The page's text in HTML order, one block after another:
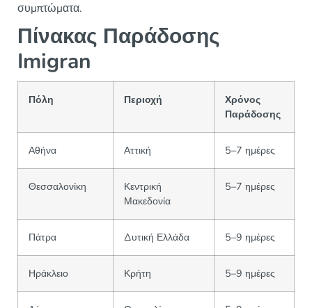
συμπτώματα.
Πίνακας Παράδοσης
Imigran
Πόλη Περιοχή
Χρόνος
Παράδοσης
Αθήνα Αττική 5–7 ημέρες
Θεσσαλονίκη
Κεντρική
Μακεδονία
5–7 ημέρες
Πάτρα Δυτική Ελλάδα 5–9 ημέρες
Ηράκλειο Κρήτη 5–9 ημέρες